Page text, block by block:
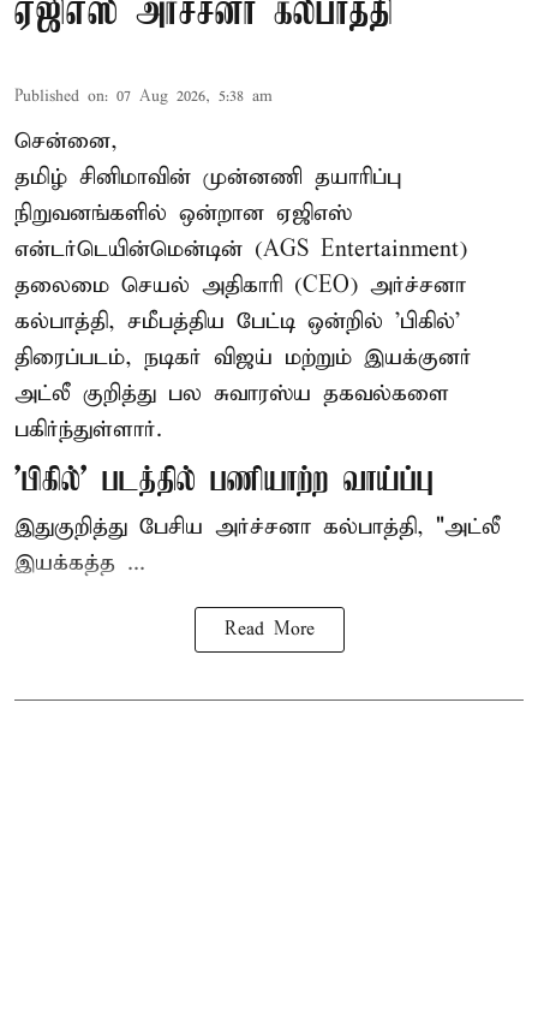
ஏஜிஎஸ் அர்ச்சனா கல்பாத்தி
Published on: 07 Aug 2026, 5:38 am
சென்னை,
தமிழ் சினிமாவின் முன்னணி தயாரிப்பு
நிறுவனங்களில் ஒன்றான ஏஜிஎஸ்
என்டர்டெயின்மென்டின் (AGS Entertainment)
தலைமை செயல் அதிகாரி (CEO) அர்ச்சனா
கல்பாத்தி, சமீபத்திய பேட்டி ஒன்றில் 'பிகில்'
திரைப்படம், நடிகர் விஜய் மற்றும் இயக்குனர்
அட்லீ குறித்து பல சுவாரஸ்ய தகவல்களை
பகிர்ந்துள்ளார்.
'பிகில்' படத்தில் பணியாற்ற வாய்ப்பு
இதுகுறித்து பேசிய அர்ச்சனா கல்பாத்தி, "அட்லீ
இயக்கத்த ...
Read More